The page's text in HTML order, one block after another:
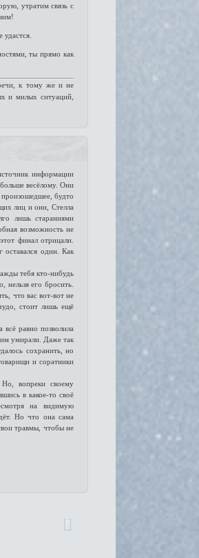
утратим связь с
ты прямо как
к тому же и не
и милых ситуаций,
информации
весёлому. Они
будто
лиц и они, Стелла
лишь стараниями
возможность не
финал отрицали.
один. Как
тебя кто-нибудь
нельзя его бросить.
что вас вот-вот не
стоит лишь ещё
равно позволила
умирали. Даже так
сохранить, но
и соратники
вопреки своему
в какое-то своё
на видимую
Но что она сама
травмы, чтобы не
0